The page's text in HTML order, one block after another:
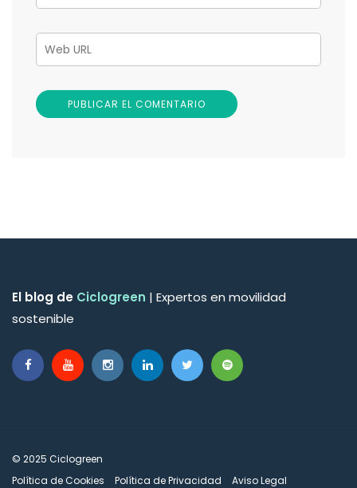
El blog de Ciclogreen | Expertos en movilidad
sostenible
© 2025 Ciclogreen
Política de Cookies
Política de Privacidad Aviso Legal